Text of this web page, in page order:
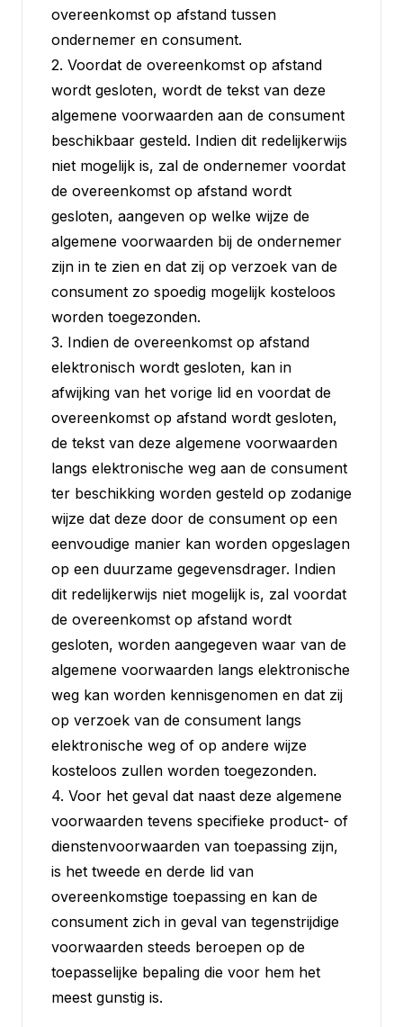
overeenkomst op afstand tussen
ondernemer en consument.
2. Voordat de overeenkomst op afstand
wordt gesloten, wordt de tekst van deze
algemene voorwaarden aan de consument
beschikbaar gesteld. Indien dit redelijkerwijs
niet mogelijk is, zal de ondernemer voordat
de overeenkomst op afstand wordt
gesloten, aangeven op welke wijze de
algemene voorwaarden bij de ondernemer
zijn in te zien en dat zij op verzoek van de
consument zo spoedig mogelijk kosteloos
worden toegezonden.
3. Indien de overeenkomst op afstand
elektronisch wordt gesloten, kan in
afwijking van het vorige lid en voordat de
overeenkomst op afstand wordt gesloten,
de tekst van deze algemene voorwaarden
langs elektronische weg aan de consument
ter beschikking worden gesteld op zodanige
wijze dat deze door de consument op een
eenvoudige manier kan worden opgeslagen
op een duurzame gegevensdrager. Indien
dit redelijkerwijs niet mogelijk is, zal voordat
de overeenkomst op afstand wordt
gesloten, worden aangegeven waar van de
algemene voorwaarden langs elektronische
weg kan worden kennisgenomen en dat zij
op verzoek van de consument langs
elektronische weg of op andere wijze
kosteloos zullen worden toegezonden.
4. Voor het geval dat naast deze algemene
voorwaarden tevens specifieke product- of
dienstenvoorwaarden van toepassing zijn,
is het tweede en derde lid van
overeenkomstige toepassing en kan de
consument zich in geval van tegenstrijdige
voorwaarden steeds beroepen op de
toepasselijke bepaling die voor hem het
meest gunstig is.